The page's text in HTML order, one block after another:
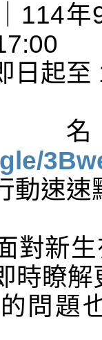
114
日起
動速速
對新
時瞭
問題